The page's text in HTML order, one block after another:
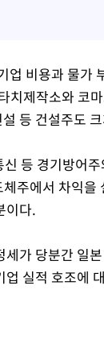
업 비용과 물가
치제작소와 코
등 건설주도
등 경기방어
주에서 차익을
이다.
세가 당분간 일
실적 호조에